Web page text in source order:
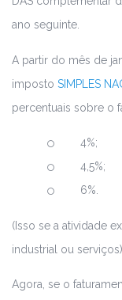
ano seguinte.
A partir do mês de
imposto SIMPLES
percentuais sobre o
4%;
4,5%;
6%.
(Isso se a atividade
industrial ou serviços).
Agora, se o